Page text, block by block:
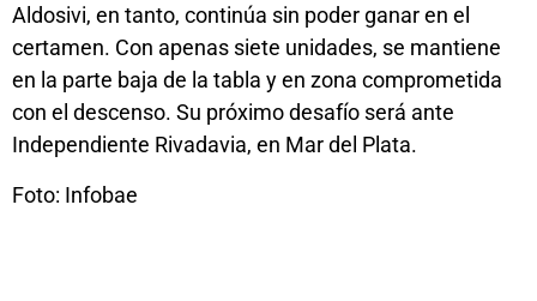
Aldosivi, en tanto, continúa sin poder ganar en el
certamen. Con apenas siete unidades, se mantiene
en la parte baja de la tabla y en zona comprometida
con el descenso. Su próximo desafío será ante
Independiente Rivadavia, en Mar del Plata.
Foto: Infobae